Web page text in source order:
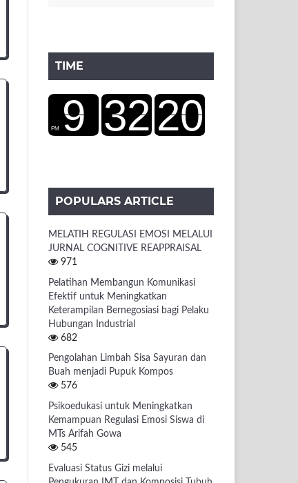
TIME
POPULARS ARTICLE
MELATIH REGULASI EMOSI MELALUI
JURNAL COGNITIVE REAPPRAISAL
971
Pelatihan Membangun Komunikasi
Efektif untuk Meningkatkan
Keterampilan Bernegosiasi bagi Pelaku
Hubungan Industrial
682
Pengolahan Limbah Sisa Sayuran dan
Buah menjadi Pupuk Kompos
576
Psikoedukasi untuk Meningkatkan
Kemampuan Regulasi Emosi Siswa di
MTs Arifah Gowa
545
Evaluasi Status Gizi melalui